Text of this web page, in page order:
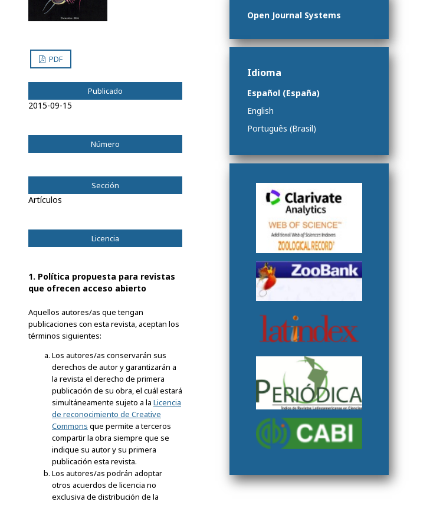
PDF
Publicado
2015-09-15
Número
Sección
Artículos
Licencia
1. Política propuesta para revistas
que ofrecen acceso abierto
Aquellos autores/as que tengan
publicaciones con esta revista, aceptan los
términos siguientes:
Los autores/as conservarán sus
derechos de autor y garantizarán a
la revista el derecho de primera
publicación de su obra, el cuál estará
simultáneamente sujeto a la Licencia
de reconocimiento de Creative
Commons que permite a terceros
compartir la obra siempre que se
indique su autor y su primera
publicación esta revista.
Los autores/as podrán adoptar
otros acuerdos de licencia no
exclusiva de distribución de la
Open Journal Systems
Idioma
Español (España)
English
Português (Brasil)